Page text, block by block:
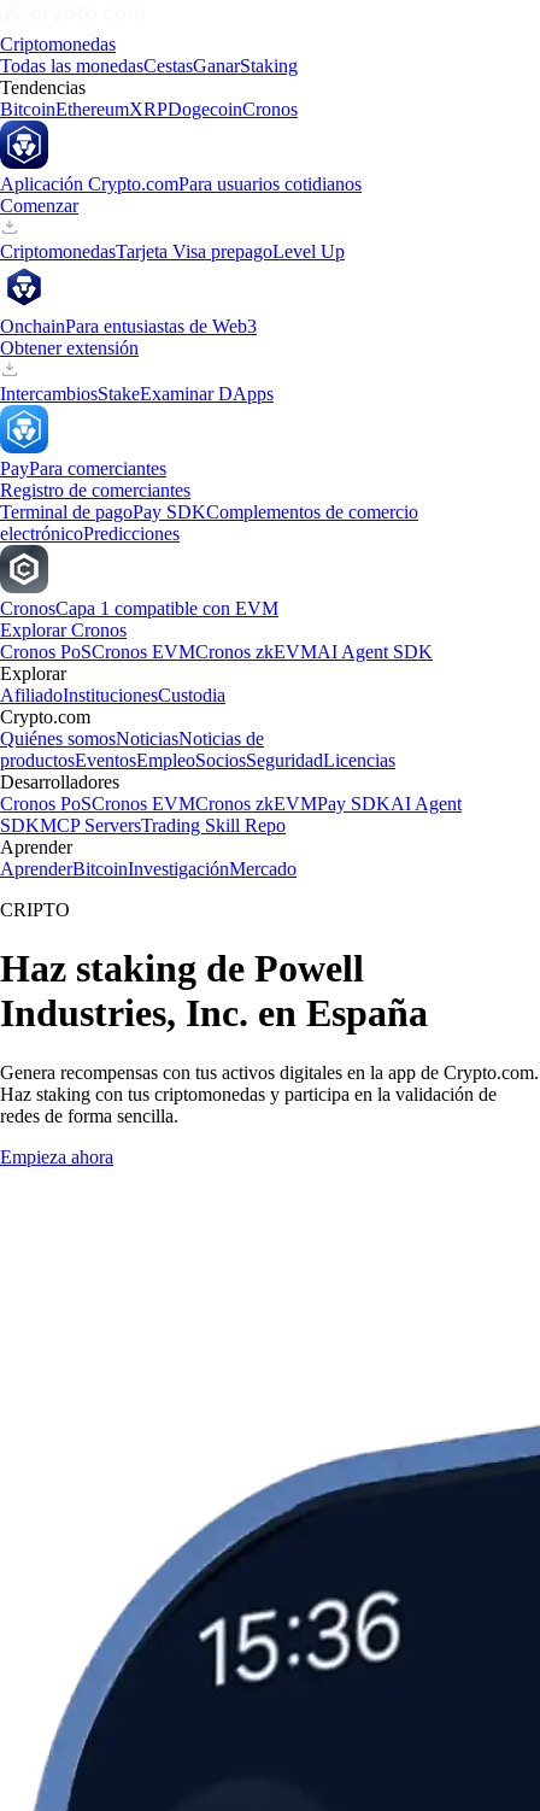
Criptomonedas
Todas las monedasCestasGanarStaking
Tendencias
BitcoinEthereumXRPDogecoinCronos
Aplicación Crypto.comPara usuarios cotidianos
Comenzar
CriptomonedasTarjeta Visa prepagoLevel Up
OnchainPara entusiastas de Web3
Obtener extensión
IntercambiosStakeExaminar DApps
PayPara comerciantes
Registro de comerciantes
Terminal de pagoPay SDKComplementos de comercio
electrónicoPredicciones
CronosCapa 1 compatible con EVM
Explorar Cronos
Cronos PoSCronos EVMCronos zkEVMAI Agent SDK
Explorar
AfiliadoInstitucionesCustodia
Crypto.com
Quiénes somosNoticiasNoticias de
productosEventosEmpleoSociosSeguridadLicencias
Desarrolladores
Cronos PoSCronos EVMCronos zkEVMPay SDKAI Agent
SDKMCP ServersTrading Skill Repo
Aprender
AprenderBitcoinInvestigaciónMercado
CRIPTO
Haz staking de Powell
Industries, Inc. en España
Genera recompensas con tus activos digitales en la app de Crypto.com.
Haz staking con tus criptomonedas y participa en la validación de
redes de forma sencilla.
Empieza ahora